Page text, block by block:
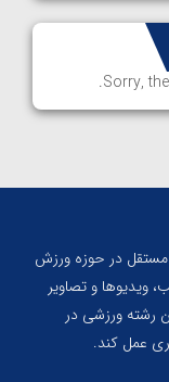
Sorry,
در حوزه ورزش
ویدیوها و تصاویر
رشته ورزشی در
عمل کند.